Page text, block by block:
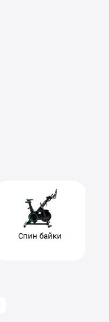
Спин байки